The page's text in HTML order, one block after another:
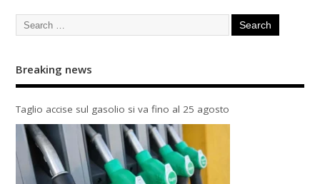
Breaking news
Taglio accise sul gasolio si va fino al 25 agosto